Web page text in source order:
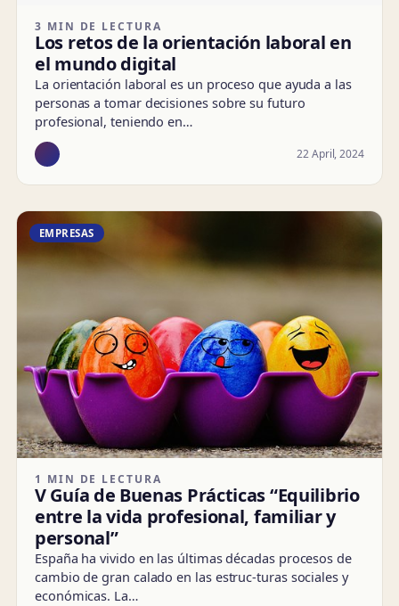
3 MIN DE LECTURA
Los retos de la orientación laboral en
el mundo digital
La orientación laboral es un proceso que ayuda a las
personas a tomar decisiones sobre su futuro
profesional, teniendo en…
22 April, 2024
EMPRESAS
1 MIN DE LECTURA
V Guía de Buenas Prácticas “Equilibrio
entre la vida profesional, familiar y
personal”
España ha vivido en las últimas décadas procesos de
cambio de gran calado en las estruc-turas sociales y
económicas. La…